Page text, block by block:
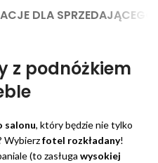
DLA SPRZEDAJĄCEGO
z podnóżkiem
salonu, który będzie nie tylko
Wybierzfotel rozkładany!
(to zasługa wysokiej